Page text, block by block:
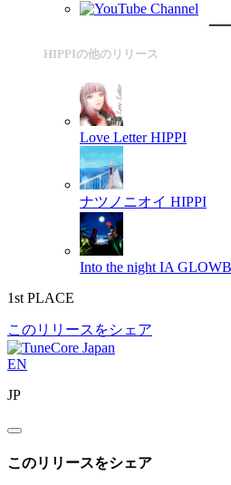
HIPPIの他のリリース
Love Letter HIPPI
ナツノニオイ HIPPI
Into the night IA
1st PLACE
このリリースをシェア
EN
JP
このリリースをシェア